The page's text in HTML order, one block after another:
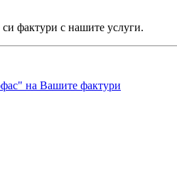
фактури с нашите услуги.
на Вашите фактури